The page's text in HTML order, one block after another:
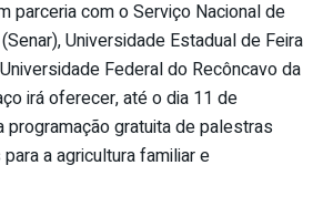
parceria com o Serviço Nacional de
Universidade Estadual de Feira
Federal do Recôncavo da
irá oferecer, até o dia 11 de
programação gratuita de palestras
a agricultura familiar e